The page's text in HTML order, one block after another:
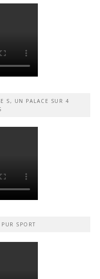
S, UN PALACE SUR 4
SPORT